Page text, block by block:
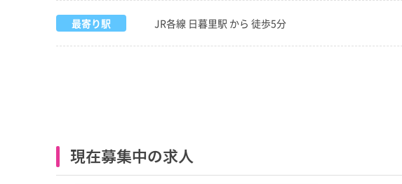
最寄り駅 JR各線 日暮里駅 から 徒歩5分
現在募集中の求人